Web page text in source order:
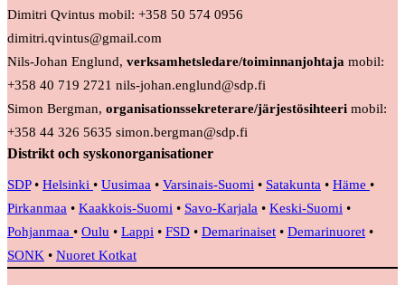
Dimitri Qvintus mobil: +358 50 574 0956
dimitri.qvintus@gmail.com
Nils-Johan Englund, verksamhetsledare/toiminnanjohtaja mobil:
+358 40 719 2721 nils-johan.englund@sdp.fi
Simon Bergman, organisationssekreterare/järjestösihteeri mobil:
+358 44 326 5635 simon.bergman@sdp.fi
Distrikt och syskonorganisationer
SDP• Helsinki • Uusimaa • Varsinais-Suomi • Satakunta • Häme •
Pirkanmaa • Kaakkois-Suomi • Savo-Karjala • Keski-Suomi •
Pohjanmaa • Oulu • Lappi • FSD • Demarinaiset • Demarinuoret •
SONK • Nuoret Kotkat